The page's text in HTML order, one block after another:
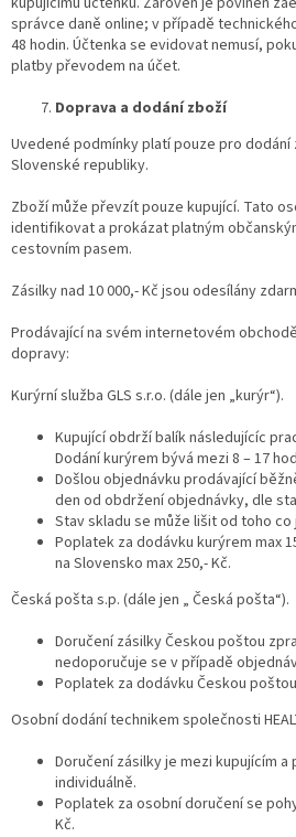
správce daně online; v případě
48 hodin. Účtenka se evidovat nemusí,
platby převodem na účet.
Doprava a dodání zboží
Uvedené podmínky platí pouze pro dodání
Slovenské republiky.
Zboží může převzít pouze kupující. Tato
identifikovat a prokázat platným
cestovním pasem.
Zásilky nad 10 000,- Kč jsou odesílány
Prodávající na svém internetovém
dopravy:
Kurýrní služba GLS s.r.o. (dále jen „kurýr“).
Kupující obdrží balík následujícíc
Dodání kurýrem bývá mezi 8 – 17
Došlou objednávku prodávající
den od obdržení objednávky, dle
Stav skladu se může lišit od toho
Poplatek za dodávku kurýrem max
na Slovensko max 250,- Kč.
Česká pošta s.p. (dále jen „ Česká pošta“).
Doručení zásilky Českou poštou
nedoporučuje se v případě
Poplatek za dodávku Českou
Osobní dodání technikem společnosti
Doručení zásilky je mezi kupujícím
individuálně.
Poplatek za osobní doručení se
Kč.